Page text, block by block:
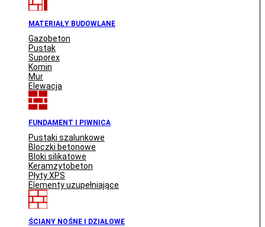
MATERIAŁY BUDOWLANE
Gazobeton
Pustak
Suporex
Komin
Mur
Elewacja
FUNDAMENT I PIWNICA
Pustaki szalunkowe
Bloczki betonowe
Bloki silikatowe
Keramzytobeton
Płyty XPS
Elementy uzupełniające
ŚCIANY NOŚNE I DZIAŁOWE